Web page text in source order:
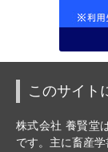
このサイト
株式会社 養賢堂
です。主に畜産